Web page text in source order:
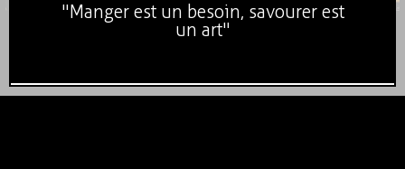
"Manger est un besoin, savourer est
un art"